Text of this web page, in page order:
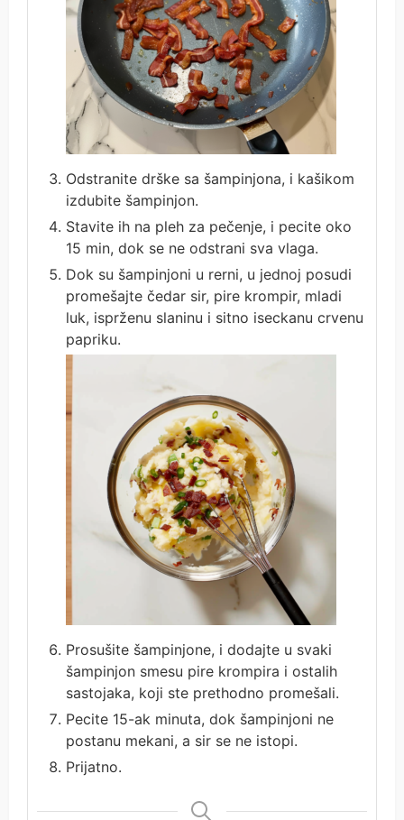
Odstranite drške sa šampinjona, i kašikom
izdubite šampinjon.
Stavite ih na pleh za pečenje, i pecite oko
15 min, dok se ne odstrani sva vlaga.
Dok su šampinjoni u rerni, u jednoj posudi
promešajte čedar sir, pire krompir, mladi
luk, isprženu slaninu i sitno iseckanu crvenu
papriku.
Prosušite šampinjone, i dodajte u svaki
šampinjon smesu pire krompira i ostalih
sastojaka, koji ste prethodno promešali.
Pecite 15-ak minuta, dok šampinjoni ne
postanu mekani, a sir se ne istopi.
Prijatno.